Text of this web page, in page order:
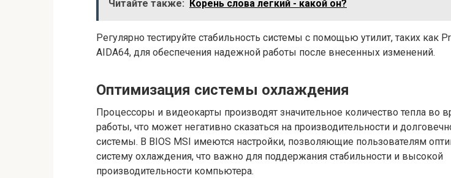
Читайте также: Корень слова легкий - какой он?
Регулярно тестируйте стабильность системы с помощью утилит, таких как
AIDA64, для обеспечения надежной работы после внесенных изменений.
Оптимизация системы охлаждения
Процессоры и видеокарты производят значительное количество тепла во
работы, что может негативно сказаться на производительности и
системы. В BIOS MSI имеются настройки, позволяющие пользователям
систему охлаждения, что важно для поддержания стабильности и высокой
производительности компьютера.